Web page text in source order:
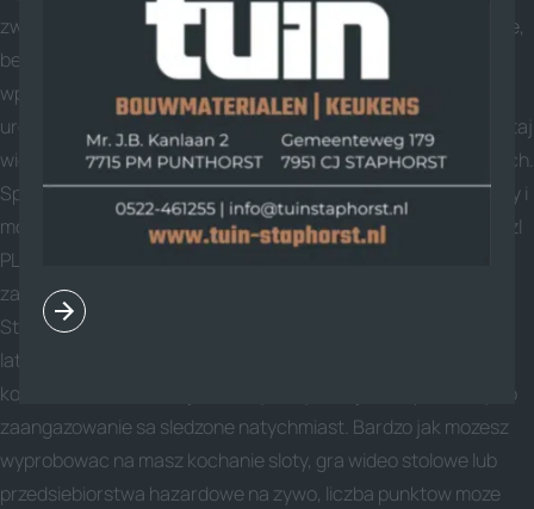
zwiekszeniem atrakcyjnosci zakladow jak inna wynagrodzenie,
bezbramkowy ssanie, doladowane AKO, wraz z bonus kiedys
wplaty do wyscigi konne. Nie tutaj jest Hera zadnego bonusu
urodzinowego oraz typowych zakladow bez ryzyka, to jest tutaj
wiele dodatkowych strategii dla wielbicieli promocji sportowych.
Sprawdzilismy rowniez wiekszosc ktore sa oferowane reklamy i
mozesz wyciagnelismy z tego dosc ciekawe wyniki. Ripple 45 zl
PLN Natychmiast Niewystarczajace Standardowa zakupy
zajmuja maksymalnie na piec sekund.
Stawac sie VIP Twoje wymagan beda zawsze zaspokajane
latwo i bedziesz ostroznie, czy niezaleznie od tego czy, jesli
kochasz ruletke, blackjacka czy sloty. Dzieje sie np wiec, ty do
zaangazowanie sa sledzone natychmiast. Bardzo jak mozesz
wyprobowac na masz kochanie sloty, gra wideo stolowe lub
przedsiebiorstwa hazardowe na zywo, liczba punktow moze